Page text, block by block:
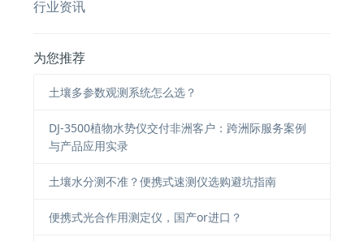
行业资讯
为您推荐
土壤多参数观测系统怎么选？
DJ-3500植物水势仪交付非洲客户：跨洲际服务案例
与产品应用实录
土壤水分测不准？便携式速测仪选购避坑指南
便携式光合作用测定仪，国产or进口？